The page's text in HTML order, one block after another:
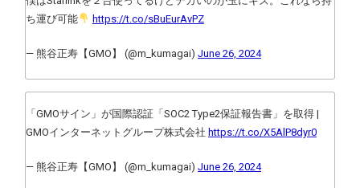
ち運び可能
https://t.co/sBuEurAvPZ
— 熊谷正寿【GMO】 (@m_kumagai) June 26, 2024
「GMOサイン」が国際認証「SOC2 Type2保証報告書」を取得 |
GMOインターネットグループ株式会社 https://t.co/X5AlP8dyr0
— 熊谷正寿【GMO】 (@m_kumagai) June 26, 2024